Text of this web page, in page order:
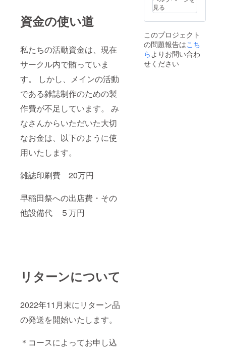
資金の使い道
私たちの活動資金は、現在
サークル内で賄っていま
す。 しかし、メインの活動
である雑誌制作のための製
作費が不足しています。 み
なさんからいただいた大切
なお金は、以下のように使
用いたします。
雑誌印刷費 20万円
早稲田祭への出店費・その
他設備代 ５万円
リターンについて
2022年11月末にリターン品
の発送を開始いたします。
＊コースによってお申し込
ルGメー
ルでの
受け渡
えてお
りま
す。
（要相
談）
やすい
メール
アドレ
記入を
お願い
致しま
す。 ※
ご協力
見る
このプロジェクト
の問題報告はこち
らよりお問い合わ
せください